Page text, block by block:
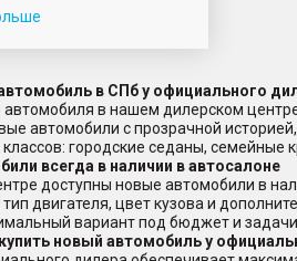
в СПб у официального
автомобиля в нашем дилерском
автомобили с прозрачной
городские седаны,
всегда в наличии в автосалоне
доступны новые автомобили в
двигателя, цвет кузова и
вариант под бюджет и задачи.
новый автомобиль у